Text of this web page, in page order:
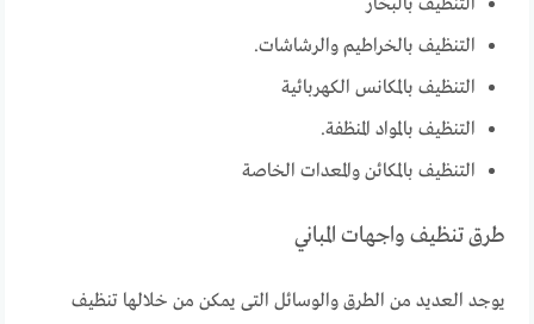
التنظيف بالخراطيم والرشاشات.
التنظيف بالمكانس الكهربائية
التنظيف بالمواد المنظفة.
التنظيف بالمكائن والمعدات الخاصة
طرق تنظيف واجهات المباني
يوجد العديد من الطرق والوسائل التى يمكن من خلالها تنظيف